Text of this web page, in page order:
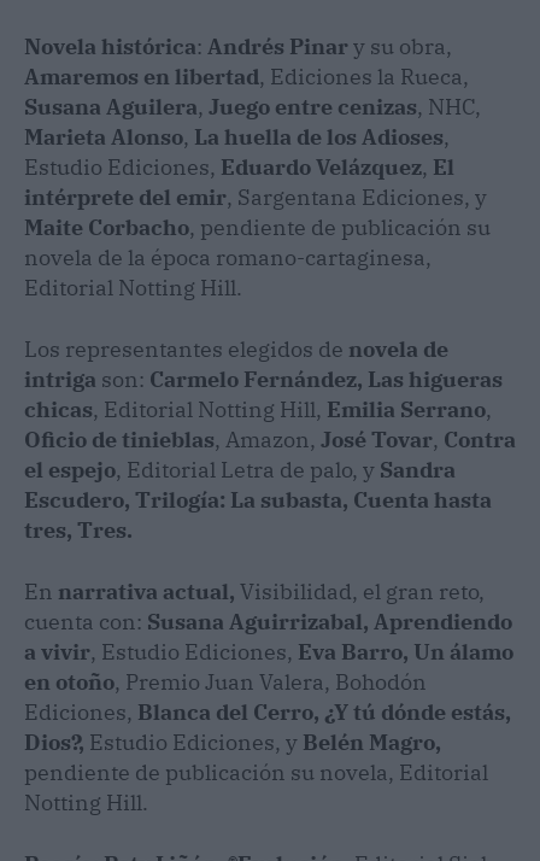
Novela histórica: Andrés Pinary su obra,
Amaremos en libertad, Ediciones la Rueca,
Susana Aguilera, Juego entre cenizas, NHC,
Marieta Alonso, La huella de los Adioses,
Estudio Ediciones, Eduardo Velázquez, El
intérprete del emir, Sargentana Ediciones, y
Maite Corbacho, pendiente de publicación su
novela de la época romano-cartaginesa,
Editorial Notting Hill.
Los representantes elegidos de novela de
intriga son: Carmelo Fernández, Las higueras
chicas, Editorial Notting Hill, Emilia Serrano,
Oficio de tinieblas, Amazon, José Tovar, Contra
el espejo, Editorial Letra de palo, y Sandra
Escudero, Trilogía: La subasta, Cuenta hasta
tres, Tres.
En narrativa actual, Visibilidad, el gran reto,
cuenta con: Susana Aguirrizabal, Aprendiendo
a vivir, Estudio Ediciones, Eva Barro, Un álamo
en otoño, Premio Juan Valera, Bohodón
Ediciones, Blanca del Cerro, ¿Y tú dónde estás,
Dios?, Estudio Ediciones, y Belén Magro,
pendiente de publicación su novela, Editorial
Notting Hill.